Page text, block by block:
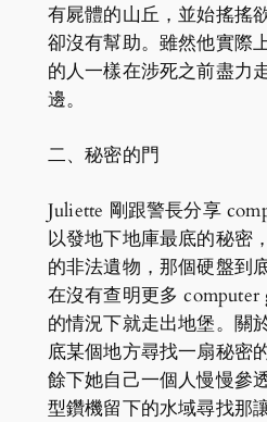
有屍體的山丘，並始搖搖
卻沒有幫助。雖然他實際
的人一樣在涉死之前盡力
邊。
二、秘密的門
Juliette 剛跟警長分享
以發地下地庫最底的秘密
的非法遺物，那個硬盤到
在沒有查明更多
的情況下就走出地堡。關
底某個地方尋找一扇秘密
餘下她自己一個人慢慢參
型鑽機留下的水域尋找那